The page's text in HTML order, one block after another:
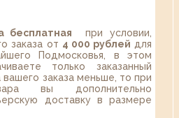
бесплатная при условии,
заказа от 4 000 рублей для
Подмосковья, в этом
только заказанный
заказа меньше, то при
вы дополнительно
доставку в размере